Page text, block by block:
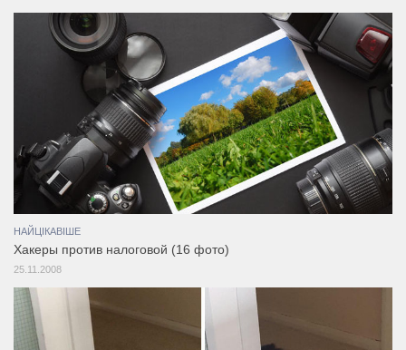
НАЙЦІКАВІШЕ
Хакеры против налоговой (16 фото)
25.11.2008